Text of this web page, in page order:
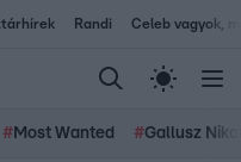
Randi Celeb vagyok,
# Most Wanted #Gallusz